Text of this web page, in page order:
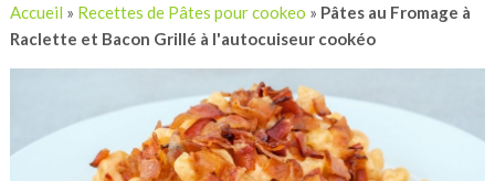
Accueil » Recettes de Pâtes pour cookeo » Pâtes au Fromage à
Raclette et Bacon Grillé à l'autocuiseur cookéo